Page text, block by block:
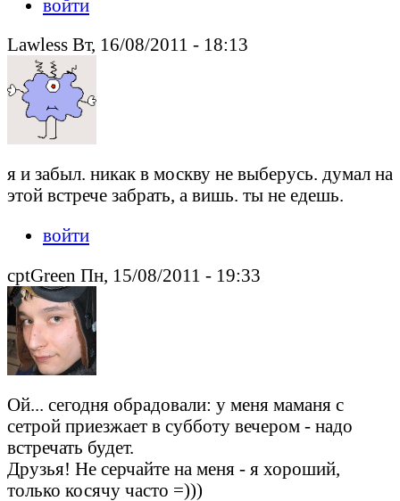
войти
Lawless Вт, 16/08/2011 - 18:13
я и забыл. никак в москву не выберусь. думал на
этой встрече забрать, а вишь. ты не едешь.
войти
cptGreen Пн, 15/08/2011 - 19:33
Ой... сегодня обрадовали: у меня маманя с
сетрой приезжает в субботу вечером - надо
встречать будет.
Друзья! Не серчайте на меня - я хороший,
только косячу часто =)))